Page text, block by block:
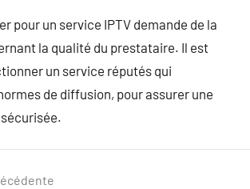
pour un service IPTV demande de la
la qualité du prestataire. Il est
un service réputés qui
de diffusion, pour assurer une